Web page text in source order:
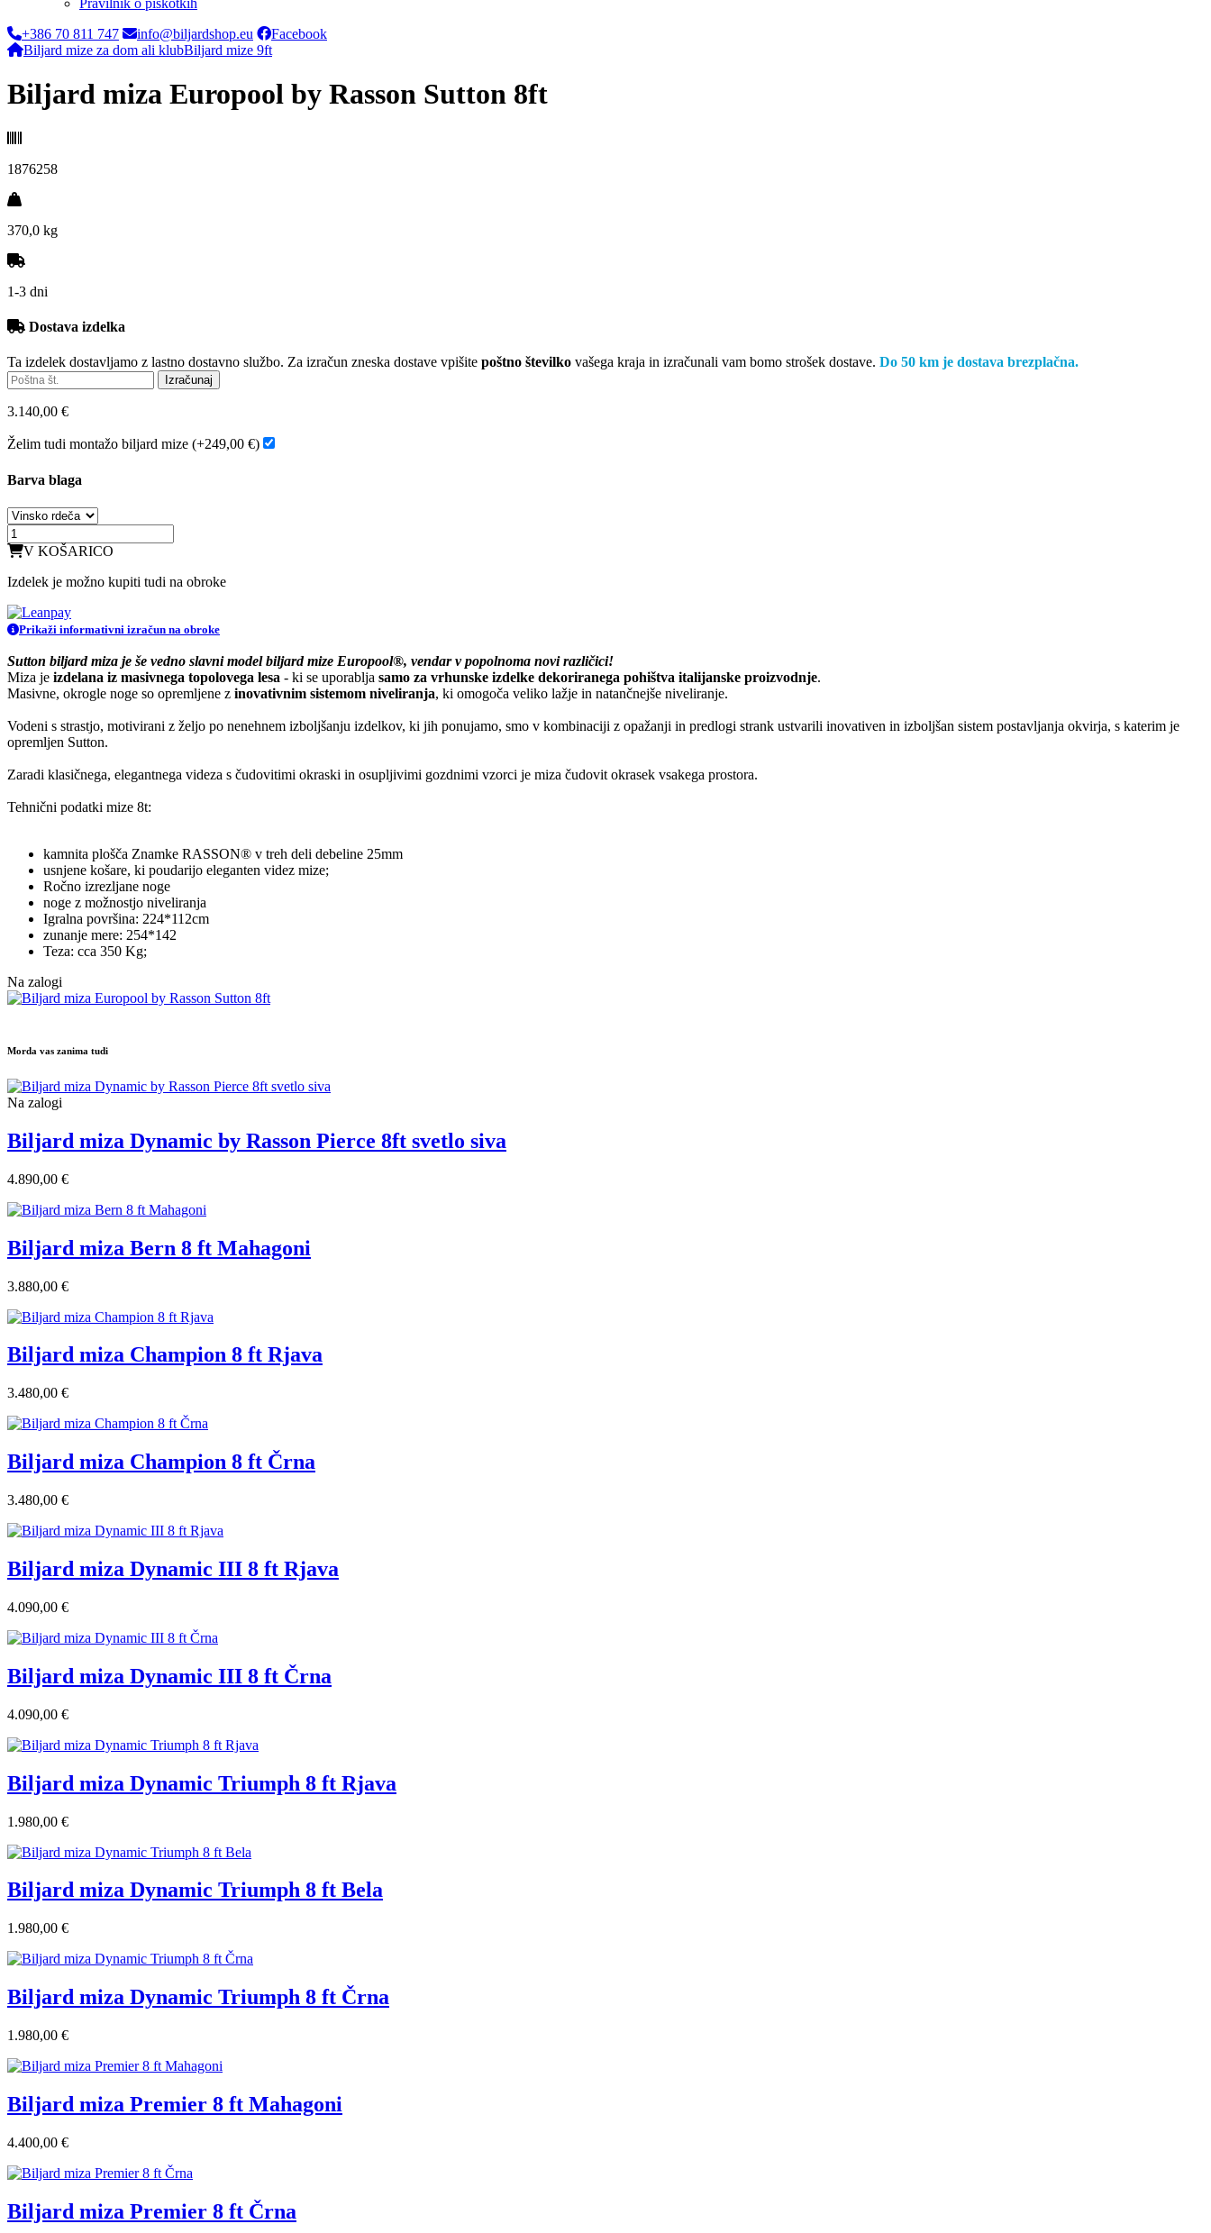
Pravilnik o piškotkih
+386 70 811 747
info@biljardshop.eu
Facebook
Biljard mize za dom ali klubBiljard mize 9ft
Biljard miza Europool by Rasson Sutton 8ft
1876258
370,0 kg
1-3 dni
Dostava izdelka
Ta izdelek dostavljamo z lastno dostavno službo. Za izračun zneska dostave vpišite poštno številko vašega kraja in izračunali vam bomo strošek dostave. Do 50 km je dostava brezplačna.
3.140,00 €
Želim tudi montažo biljard mize (+249,00 €)
Barva blaga
V KOŠARICO
Izdelek je možno kupiti tudi na obroke
Prikaži informativni izračun na obroke
Sutton biljard miza je še vedno slavni model biljard mize Europool®, vendar v popolnoma novi različici!
Miza je izdelana iz masivnega topolovega lesa - ki se uporablja samo za vrhunske izdelke dekoriranega pohištva italijanske proizvodnje.
Masivne, okrogle noge so opremljene z inovativnim sistemom niveliranja, ki omogoča veliko lažje in natančnejše niveliranje.
Vodeni s strastjo, motivirani z željo po nenehnem izboljšanju izdelkov, ki jih ponujamo, smo v kombinaciji z opažanji in predlogi strank ustvarili inovativen in izboljšan sistem postavljanja okvirja, s katerim je
opremljen Sutton.
Zaradi klasičnega, elegantnega videza s čudovitimi okraski in osupljivimi gozdnimi vzorci je miza čudovit okrasek vsakega prostora.
Tehnični podatki mize 8t:
kamnita plošča Znamke RASSON® v treh deli debeline 25mm
usnjene košare, ki poudarijo eleganten videz mize;
Ročno izrezljane noge
noge z možnostjo niveliranja
Igralna površina: 224*112cm
zunanje mere: 254*142
Teza: cca 350 Kg;
Na zalogi
Morda vas zanima tudi
Na zalogi
Biljard miza Dynamic by Rasson Pierce 8ft svetlo siva
4.890,00 €
Biljard miza Bern 8 ft Mahagoni
3.880,00 €
Biljard miza Champion 8 ft Rjava
3.480,00 €
Biljard miza Champion 8 ft Črna
3.480,00 €
Biljard miza Dynamic III 8 ft Rjava
4.090,00 €
Biljard miza Dynamic III 8 ft Črna
4.090,00 €
Biljard miza Dynamic Triumph 8 ft Rjava
1.980,00 €
Biljard miza Dynamic Triumph 8 ft Bela
1.980,00 €
Biljard miza Dynamic Triumph 8 ft Črna
1.980,00 €
Biljard miza Premier 8 ft Mahagoni
4.400,00 €
Biljard miza Premier 8 ft Črna